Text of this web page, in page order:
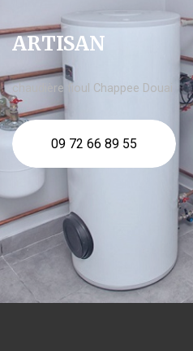
ARTISAN
chaudière fioul Chappee Douai
09 72 66 89 55